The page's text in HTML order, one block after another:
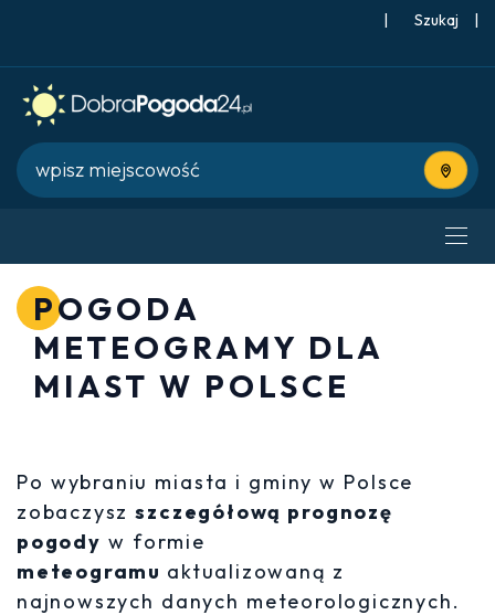
| |
Użyj
POGODA
METEOGRAMY DLA
MIAST W POLSCE
Po wybraniu miasta i gminy w Polsce
zobaczyszszczegółową prognozę
pogody w formie
meteogramu aktualizowaną z
najnowszych danych meteorologicznych.